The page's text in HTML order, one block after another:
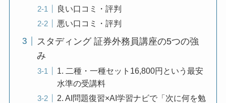
良い口コミ・評判
悪い口コミ・評判
スタディング 証券外務員講座の5つの強
み
1. 二種・一種セット16,800円という最安
水準の受講料
2. AI問題復習×AI学習ナビで「次に何を勉